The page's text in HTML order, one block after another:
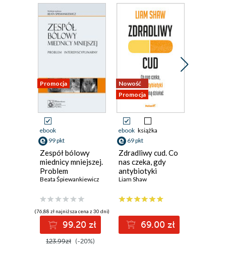
Promocja
ebook
99 pkt
Zespół bólowy
miednicy mniejszej.
Problem
interdyscyplinarny
Beata Śpiewankiewicz
(76,88 zł najniższa cena z 30 dni)
99.20 zł
123.99zł (-20%)
Nowość
Promocja
ebook książka
69 pkt
Zdradliwy cud. Co
nas czeka, gdy
antybiotyki
przestaną działać
Liam Shaw
69.00 zł